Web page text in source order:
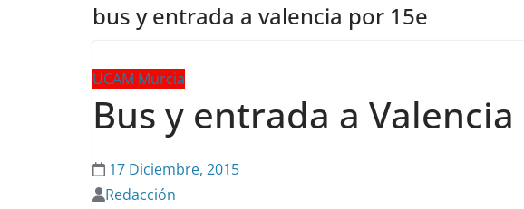
bus y entrada a valencia por 15e
UCAM Murcia
Bus y entrada a
17 Diciembre, 2015
Redacción